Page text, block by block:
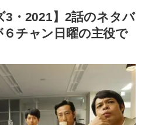
3・2021】2話のネタバ
６チャン日曜の主役で